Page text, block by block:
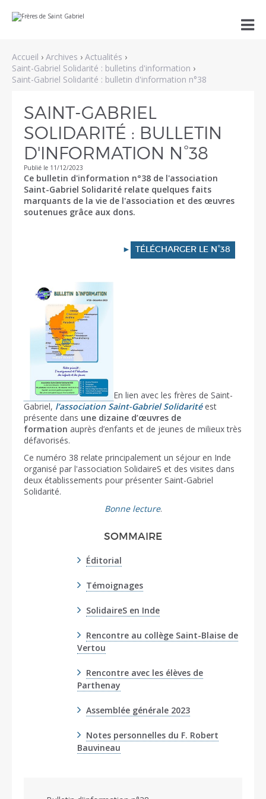
Aller
au
à
la
navigation
Outils
personnels

Accueil › Archives › Actualités ›
Saint-Gabriel Solidarité : bulletins d'information ›
Saint-Gabriel Solidarité : bulletin d'information n°38
SAINT-GABRIEL
SOLIDARITÉ : BULLETIN
D'INFORMATION N°38
Publié le 11/12/2023
Ce bulletin d'information n°38 de l'association
Saint-Gabriel Solidarité relate quelques faits
marquants de la vie de l'association et des œuvres
soutenues grâce aux dons.
► TÉLÉCHARGER LE N°38
En lien avec les frères de Saint-
Gabriel, l’association Saint-Gabriel Solidaritéest
présente dans une dizaine d’œuvres de
formation auprès d’enfants et de jeunes de milieux très
défavorisés.
Ce numéro 38 relate principalement un séjour en Inde
organisé par l'association SolidaireS et des visites dans
deux établissements pour présenter Saint-Gabriel
Solidarité.
Bonne lecture.
SOMMAIRE
Éditorial
Témoignages
SolidaireS en Inde
Rencontre au collège Saint-Blaise de
Vertou
Rencontre avec les élèves de
Parthenay
Assemblée générale 2023
Notes personnelles du F. Robert
Bauvineau